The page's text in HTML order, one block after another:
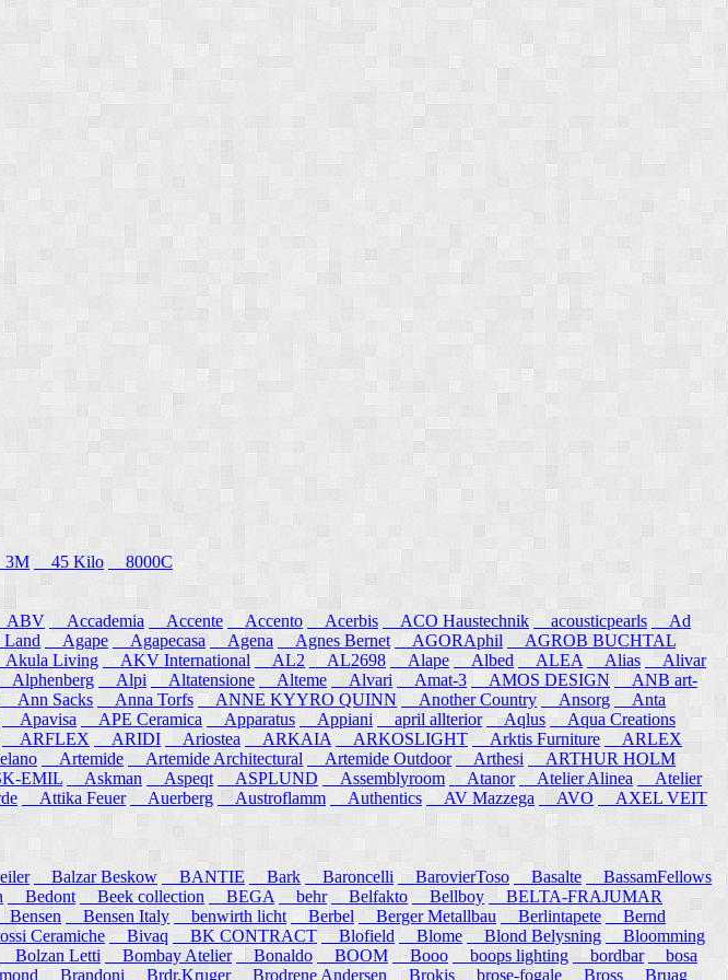
45 Kilo 8000C
Accademia Accente Accento Acerbis ACO Haustechnik acousticpearls
Ad
Agape Agapecasa Agena Agnes Bernet AGORAphil
AGROB BUCHTAL
Living AKV International AL2 AL2698 Alape Albed ALEA Alias
Alivar
Alphenberg Alpi Altatensione Alteme Alvari Amat-3 AMOS DESIGN
ANB art-
Ann Sacks Anna Torfs ANNE KYYRO QUINN Another Country Ansorg
Anta
Apavisa APE Ceramica Apparatus Appiani april allterior Aqlus Aqua Creations
ARFLEX ARIDI Ariostea ARKAIA ARKOSLIGHT Arktis Furniture
ARLEX
Artemide Artemide Architectural Artemide Outdoor Arthesi
ARTHUR HOLM
EMIL Askman Aspeqt ASPLUND Assemblyroom Atanor Atelier Alinea
Atelier
Attika Feuer Auerberg Austroflamm Authentics AV Mazzega AVO
AXEL VEIT
Balzar Beskow BANTIE Bark Baroncelli BarovierToso Basalte
BassamFellows
Bedont Beek collection BEGA behr Belfakto Bellboy
BELTA-FRAJUMAR
Bensen Bensen Italy benwirth licht Berbel Berger Metallbau Berlintapete
Bernd
Ceramiche Bivaq BK CONTRACT Blofield Blome Blond Belysning
Bloomming
Bolzan Letti Bombay Atelier Bonaldo BOOM Booo boops lighting bordbar
bosa
Brandoni Brdr.Kruger Brodrene Andersen Brokis brose-fogale Bross Bruag